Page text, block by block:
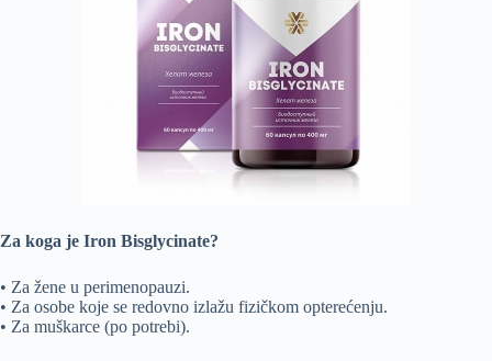
Za koga je Iron Bisglycinate?
• Za žene u perimenopauzi.
• Za osobe koje se redovno izlažu fizičkom opterećenju.
• Za muškarce (po potrebi).